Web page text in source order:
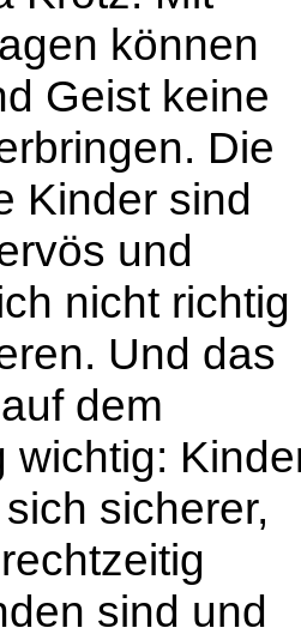
können
Geist keine
Die
Kinder sind
und
nicht richtig
Und das
dem
wichtig:
sicherer,
sind und